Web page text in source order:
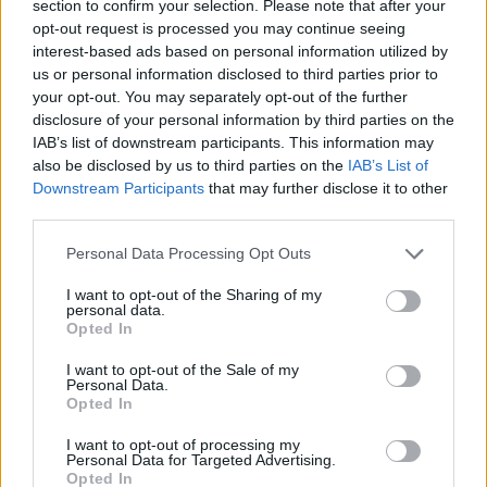
section to confirm your selection. Please note that after your
opt-out request is processed you may continue seeing
interest-based ads based on personal information utilized by
us or personal information disclosed to third parties prior to
your opt-out. You may separately opt-out of the further
disclosure of your personal information by third parties on the
IAB’s list of downstream participants. This information may
also be disclosed by us to third parties on the IAB’s List of
Downstream Participants that may further disclose it to other
Personal Data Processing Opt Outs
I want to opt-out of the Sharing of my
personal data.
Opted In
I want to opt-out of the Sale of my
Personal Data.
Opted In
I want to opt-out of processing my
Personal Data for Targeted Advertising.
Opted In
viktima ishin rritur bashkë
Lëndë e dyshuar plasëse
në biznesin e Noizyt në
Durrës, çfarë zbuluan
autoritetet
Protesta hyn në ditën e
70-të, Berisha: Lëvizja më
e fuqishme rinore dhe
qytetare që nga vitet ’90
Balliu denoncon projektin
nga 60 në 118.5 mln euro,
SHBA ka ngritur
instrument për
shpopullimin e Shqipërisë